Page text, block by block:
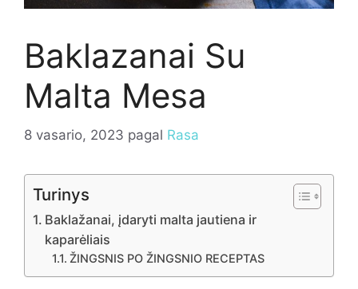
Baklazanai Su
Malta Mesa
8 vasario, 2023 pagal Rasa
Turinys
Baklažanai, įdaryti malta jautiena ir
kaparėliais
ŽINGSNIS PO ŽINGSNIO RECEPTAS